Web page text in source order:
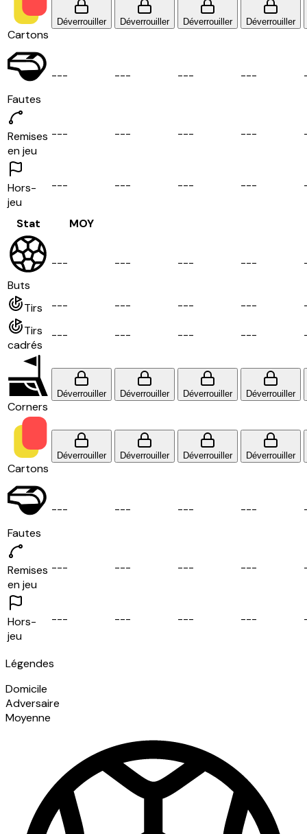
Cartons
Déverrouiller Déverrouiller Déverrouiller Déverrouiller
Fautes
--- --- --- ---
Remises
en jeu
--- --- --- ---
Hors-
jeu
--- --- --- ---
Stat MOY
Buts
--- --- --- ---
Tirs --- --- --- ---
Tirs
cadrés
--- --- --- ---
Corners
Déverrouiller Déverrouiller Déverrouiller Déverrouiller
Cartons
Déverrouiller Déverrouiller Déverrouiller Déverrouiller
Fautes
--- --- --- ---
Remises
en jeu
--- --- --- ---
Hors-
jeu
--- --- --- ---
Légendes
Domicile
Adversaire
Moyenne